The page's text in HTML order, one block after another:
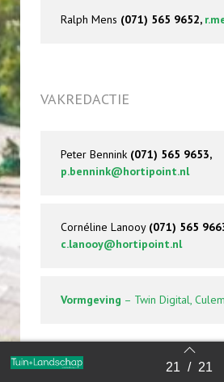
Terug naar overzicht 21 / 21
Ralph Mens (071) 565 9652,
VAKREDACTIE
Peter Bennink (071) 565 9653,
p.bennink@hortipoint.nl
Cornéline Lanooy (071) 565
c.lanooy@hortipoint.nl
Vormgeving – Twin Digital,
PRODUCTIECOÖRDINATIE